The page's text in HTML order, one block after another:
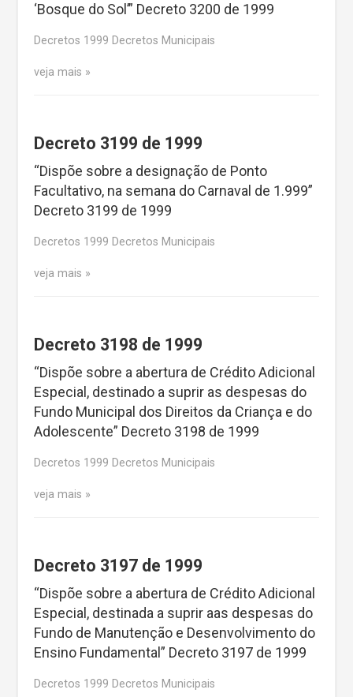
‘Bosque do Sol’” Decreto 3200 de 1999
Decretos 1999 Decretos Municipais
veja mais
Decreto 3199 de 1999
“Dispõe sobre a designação de Ponto
Facultativo, na semana do Carnaval de 1.999”
Decreto 3199 de 1999
Decretos 1999 Decretos Municipais
veja mais
Decreto 3198 de 1999
“Dispõe sobre a abertura de Crédito Adicional
Especial, destinado a suprir as despesas do
Fundo Municipal dos Direitos da Criança e do
Adolescente” Decreto 3198 de 1999
Decretos 1999 Decretos Municipais
veja mais
Decreto 3197 de 1999
“Dispõe sobre a abertura de Crédito Adicional
Especial, destinada a suprir aas despesas do
Fundo de Manutenção e Desenvolvimento do
Ensino Fundamental” Decreto 3197 de 1999
Decretos 1999 Decretos Municipais